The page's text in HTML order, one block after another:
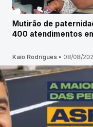
Mutirão de
400 atendimentos
Kaio Rodrigues• 08/08/